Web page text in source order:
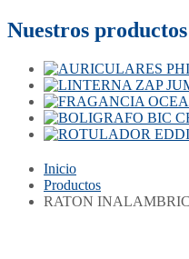
Nuestros
Inicio
Productos
RATON